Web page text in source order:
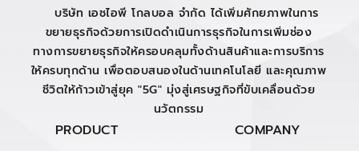
บริษัท เอชไอพี โกลบอล จำกัด ได้เพิ่มศักยภาพในการ
ขยายธุรกิจด้วยการเปิดดำเนินการธุรกิจในการเพิ่มช่อง
ทางการขยายธุรกิจให้ครอบคลุมทั้งด้านสินค้าและการบริการ
ให้ครบทุกด้าน เพื่อตอบสนองในด้านเทคโนโลยี และคุณภาพ
ชีวิตให้ก้าวเข้าสู่ยุค "5G" มุ่งสู่เศรษฐกิจที่ขับเคลื่อนด้วย
นวัตกรรม
PRODUCT COMPANY